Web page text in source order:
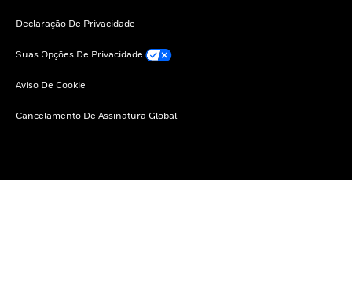
Declaração De Privacidade
Suas Opções De Privacidade
Aviso De Cookie
Cancelamento De Assinatura Global